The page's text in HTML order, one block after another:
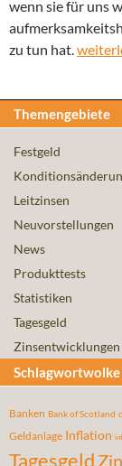
wenn sie für uns
zu tun hat.ifo
Themengebiete
Festgeld
Leitzinsen
Neuvorstellungen
News
Produkttests
Statistiken
Tagesgeld
Zinsentwicklungen
Schlagwortwolke
Banken Bank of Scotland
Geldanlage Inflation
Tagesgeld